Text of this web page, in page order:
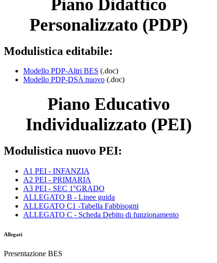
Piano Didattico
Personalizzato (PDP)
Modulistica editabile:
Modello PDP-Altri BES (.doc)
Modello PDP-DSA nuovo (.doc)
Piano Educativo
Individualizzato (PEI)
Modulistica nuovo PEI:
A1 PEI - INFANZIA
A2 PEI - PRIMARIA
A3 PEI - SEC 1°GRADO
ALLEGATO B - Linee guida
ALLEGATO C1 -Tabella Fabbisogni
ALLEGATO C - Scheda Debito di funzionamento
Allegati
Presentazione BES